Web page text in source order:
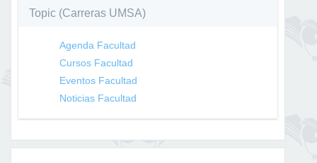
Topic (Carreras UMSA)
Agenda Facultad
Cursos Facultad
Eventos Facultad
Noticias Facultad